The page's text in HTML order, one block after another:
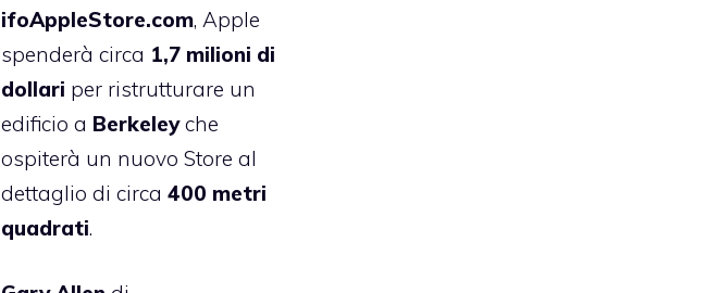
ifoAppleStore.com, Apple
spenderà circa 1,7 milioni di
dollari per ristrutturare un
edificio a Berkeleyche
ospiterà un nuovo Store al
dettaglio di circa400 metri
quadrati.